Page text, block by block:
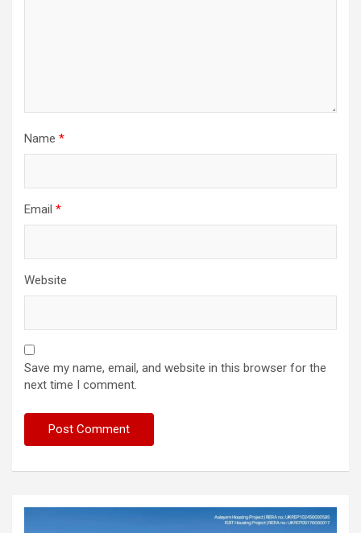
Name *
Email *
Website
Save my name, email, and website in this browser for the
next time I comment.